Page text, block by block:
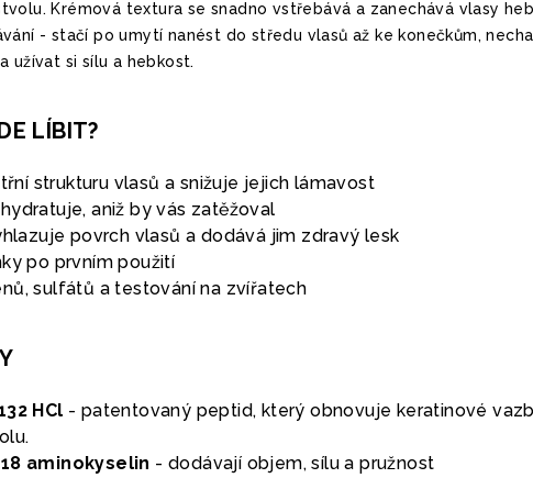
Krémová textura se snadno vstřebává a zanechává vlasy
- stačí po umytí nanést do středu vlasů až ke konečkům,
užívat si sílu a hebkost.
LÍBIT?
strukturu vlasů a snižuje jejich lámavost
aniž by vás zatěžoval
povrch vlasů a dodává jim zdravý lesk
po prvním použití
sulfátů a testování na zvířatech
HCl - patentovaný peptid, který obnovuje keratinové
aminokyselin - dodávají objem, sílu a pružnost